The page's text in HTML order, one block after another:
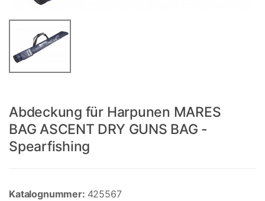
Abdeckung für Harpunen MARES
BAG ASCENT DRY GUNS BAG -
Spearfishing
Katalognummer: 425567